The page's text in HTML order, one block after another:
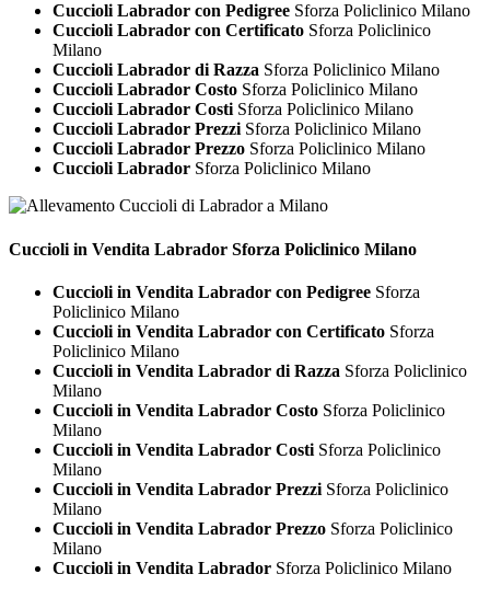
Cuccioli Labrador con Pedigree Sforza Policlinico Milano
Cuccioli Labrador con Certificato Sforza Policlinico
Milano
Cuccioli Labrador di Razza Sforza Policlinico Milano
Cuccioli Labrador Costo Sforza Policlinico Milano
Cuccioli Labrador CostiSforza Policlinico Milano
Cuccioli Labrador PrezziSforza Policlinico Milano
Cuccioli Labrador Prezzo Sforza Policlinico Milano
Cuccioli Labrador Sforza Policlinico Milano
Cuccioli in Vendita Labrador Sforza Policlinico Milano
Cuccioli in Vendita Labrador con Pedigree Sforza
Policlinico Milano
Cuccioli in Vendita Labrador con Certificato Sforza
Policlinico Milano
Cuccioli in Vendita Labrador di Razza Sforza Policlinico
Milano
Cuccioli in Vendita Labrador Costo Sforza Policlinico
Milano
Cuccioli in Vendita Labrador Costi Sforza Policlinico
Milano
Cuccioli in Vendita Labrador Prezzi Sforza Policlinico
Milano
Cuccioli in Vendita Labrador Prezzo Sforza Policlinico
Milano
Cuccioli in Vendita Labrador Sforza Policlinico Milano